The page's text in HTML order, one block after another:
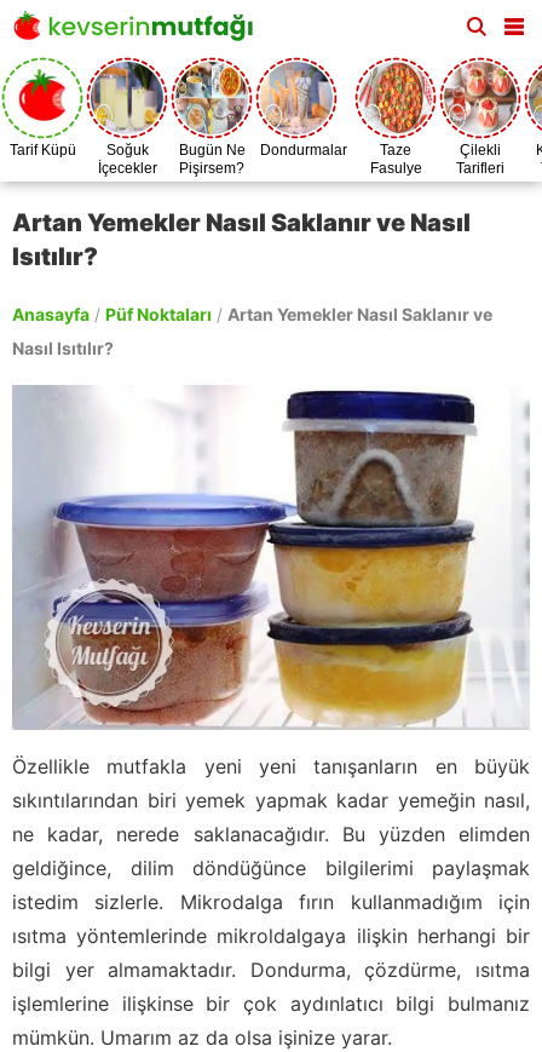
Tarif Küpü
Soğuk
İçecekler
Bugün Ne
Pişirsem?
Dondurmalar
Taze
Fasulye
Zamanı
Çilekli
Tarifleri
Artan Yemekler Nasıl Saklanır ve Nasıl
Isıtılır?
Anasayfa / Püf Noktaları / Artan Yemekler Nasıl Saklanır ve
Nasıl Isıtılır?
Özellikle mutfakla yeni yeni tanışanların en büyük
sıkıntılarından biri yemek yapmak kadar yemeğin nasıl,
ne kadar, nerede saklanacağıdır. Bu yüzden elimden
geldiğince, dilim döndüğünce bilgilerimi paylaşmak
istedim sizlerle. Mikrodalga fırın kullanmadığım için
ısıtma yöntemlerinde mikroldalgaya ilişkin herhangi bir
bilgi yer almamaktadır. Dondurma, çözdürme, ısıtma
işlemlerine ilişkinse bir çok aydınlatıcı bilgi bulmanız
mümkün. Umarım az da olsa işinize yarar.